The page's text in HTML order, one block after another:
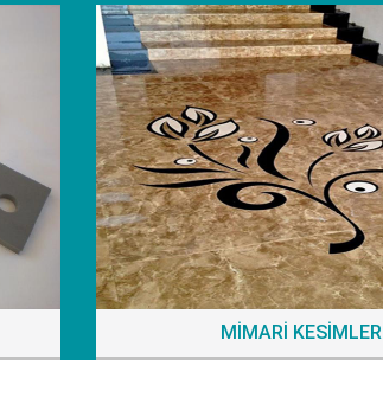
MİMARİ KESİMLER